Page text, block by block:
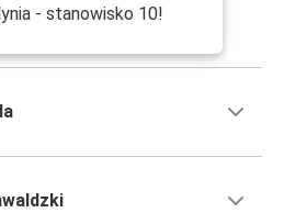
- stanowisko 10!